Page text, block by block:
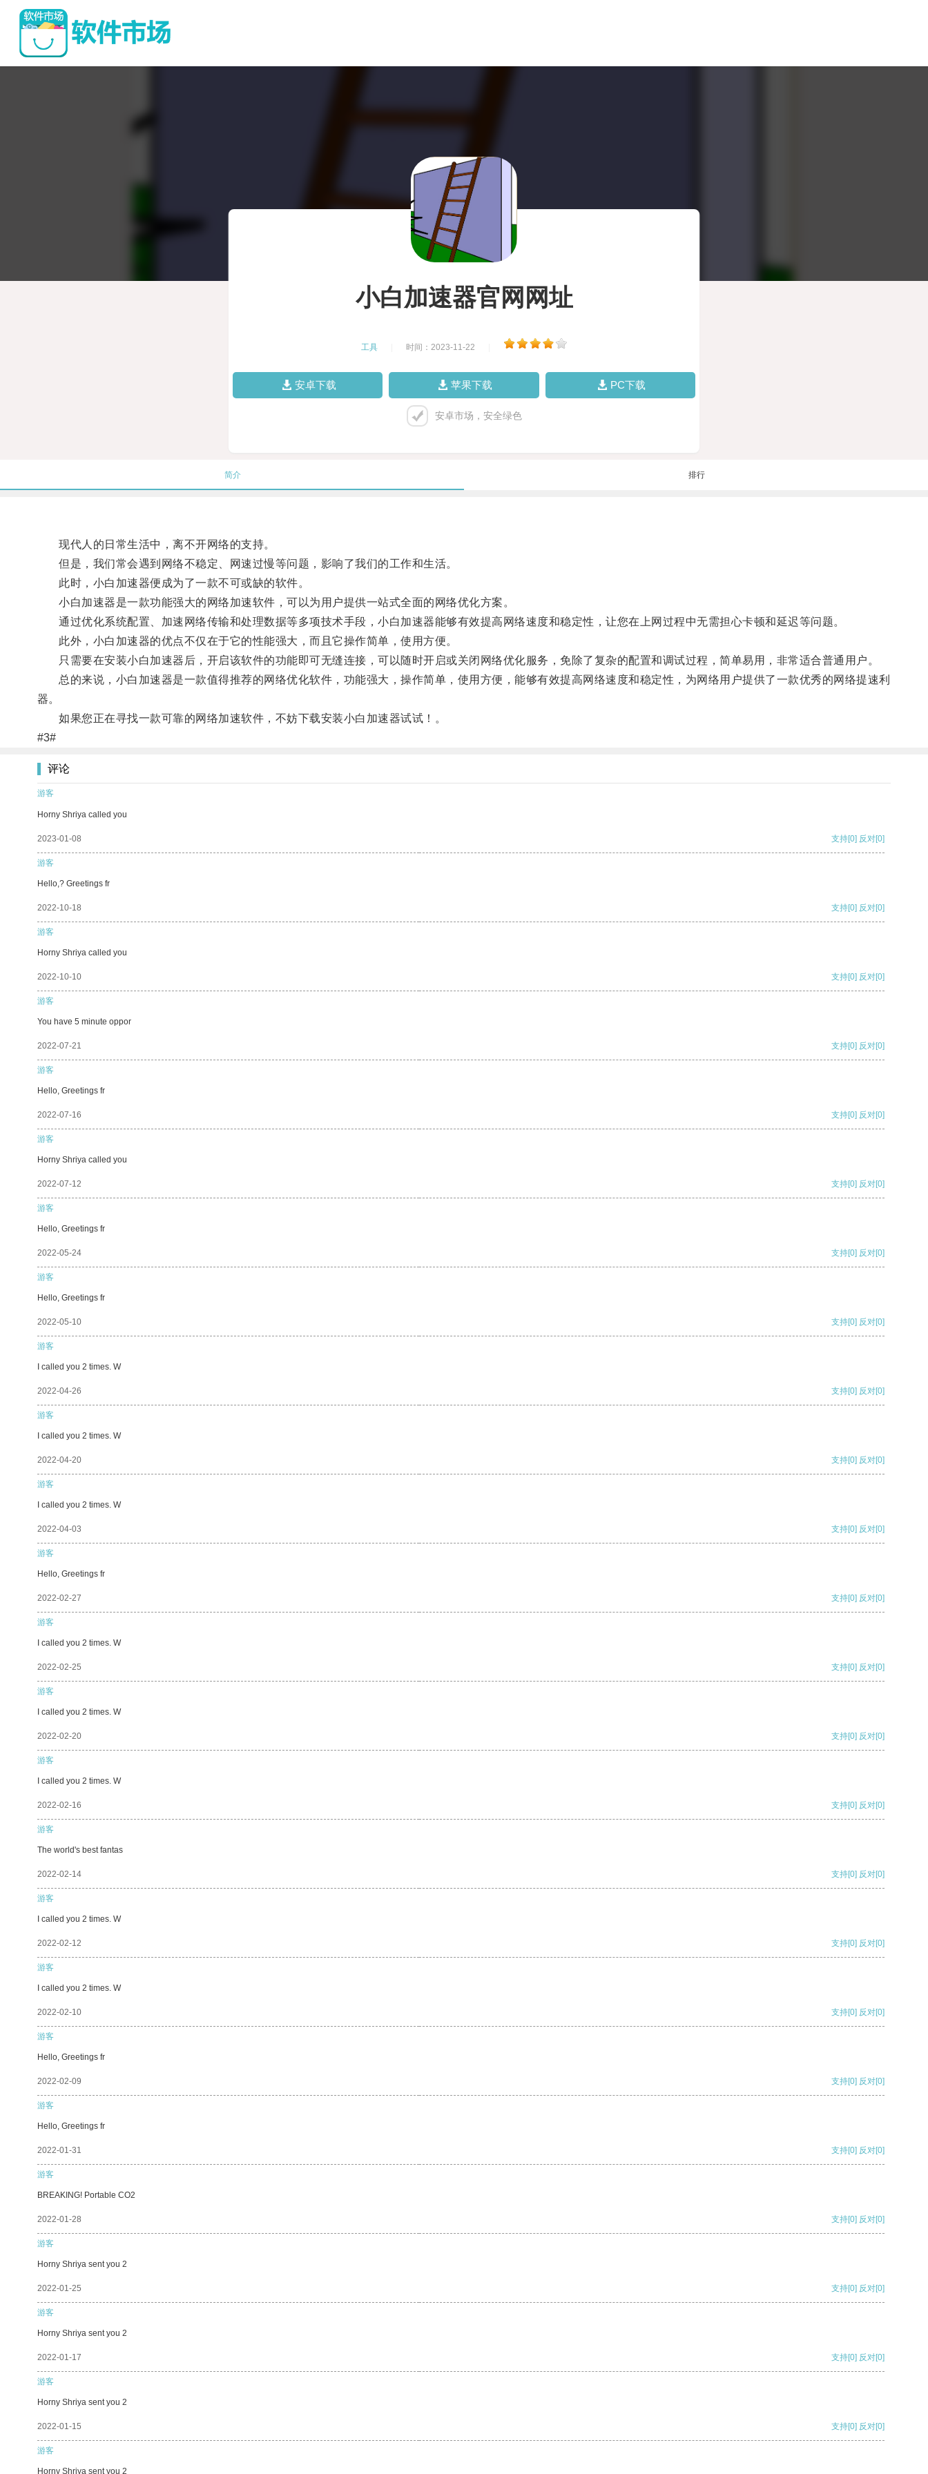
小白加速器官网网址
工具 时间：2023-11-22
安卓下载 苹果下载 PC下载
安卓市场，安全绿色
简介 排行
现代人的日常生活中，离不开网络的支持。
但是，我们常会遇到网络不稳定、网速过慢等问题，影响了我们的工作和生活。
此时，小白加速器便成为了一款不可或缺的软件。
小白加速器是一款功能强大的网络加速软件，可以为用户提供一站式全面的网络优化方案。
通过优化系统配置、加速网络传输和处理数据等多项技术手段，小白加速器能够有效提高网络速度和稳定性，让您在上网过程中无需担心卡顿和延迟等问题。
此外，小白加速器的优点不仅在于它的性能强大，而且它操作简单，使用方便。
只需要在安装小白加速器后，开启该软件的功能即可无缝连接，可以随时开启或关闭网络优化服务，免除了复杂的配置和调试过程，简单易用，非常适合普通用户。
总的来说，小白加速器是一款值得推荐的网络优化软件，功能强大，操作简单，使用方便，能够有效提高网络速度和稳定性，为网络用户提供了一款优秀的网络提速利
器。
如果您正在寻找一款可靠的网络加速软件，不妨下载安装小白加速器试试！。
#3#
评论
游客
Horny Shriya called you
2023-01-08 支持[0] 反对[0]
游客
Hello,? Greetings fr
2022-10-18 支持[0] 反对[0]
游客
Horny Shriya called you
2022-10-10 支持[0] 反对[0]
游客
You have 5 minute oppor
2022-07-21 支持[0] 反对[0]
游客
Hello, Greetings fr
2022-07-16 支持[0] 反对[0]
游客
Horny Shriya called you
2022-07-12 支持[0] 反对[0]
游客
Hello, Greetings fr
2022-05-24 支持[0] 反对[0]
游客
Hello, Greetings fr
2022-05-10 支持[0] 反对[0]
游客
I called you 2 times. W
2022-04-26 支持[0] 反对[0]
游客
I called you 2 times. W
2022-04-20 支持[0] 反对[0]
游客
I called you 2 times. W
2022-04-03 支持[0] 反对[0]
游客
Hello, Greetings fr
2022-02-27 支持[0] 反对[0]
游客
I called you 2 times. W
2022-02-25 支持[0] 反对[0]
游客
I called you 2 times. W
2022-02-20 支持[0] 反对[0]
游客
I called you 2 times. W
2022-02-16 支持[0] 反对[0]
游客
The world's best fantas
2022-02-14 支持[0] 反对[0]
游客
I called you 2 times. W
2022-02-12 支持[0] 反对[0]
游客
I called you 2 times. W
2022-02-10 支持[0] 反对[0]
游客
Hello, Greetings fr
2022-02-09 支持[0] 反对[0]
游客
Hello, Greetings fr
2022-01-31 支持[0] 反对[0]
游客
BREAKING! Portable CO2
2022-01-28 支持[0] 反对[0]
游客
Horny Shriya sent you 2
2022-01-25 支持[0] 反对[0]
游客
Horny Shriya sent you 2
2022-01-17 支持[0] 反对[0]
游客
Horny Shriya sent you 2
2022-01-15 支持[0] 反对[0]
游客
Horny Shriya sent you 2